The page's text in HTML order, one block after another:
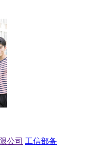
公司 工信部备